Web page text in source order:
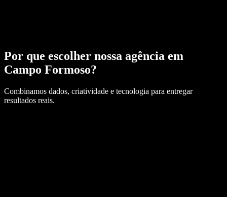
Por que escolher nossa agência em
Campo Formoso?
Combinamos dados, criatividade e tecnologia para entregar
resultados reais.